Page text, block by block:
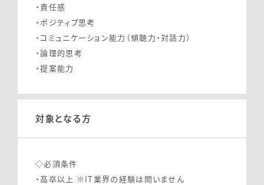
・責任感
・ポジティブ思考
・コミュニケーション能力（傾聴力・対話力）
・論理的思考
・提案能力
対象となる方
◇必須条件
・高卒以上 ※IT業界の経験は問いません